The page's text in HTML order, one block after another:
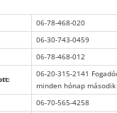
06-78-468-020
06-30-743-0459
06-78-468-012
06-20-315-2141
minden hónap
06-70-565-4258